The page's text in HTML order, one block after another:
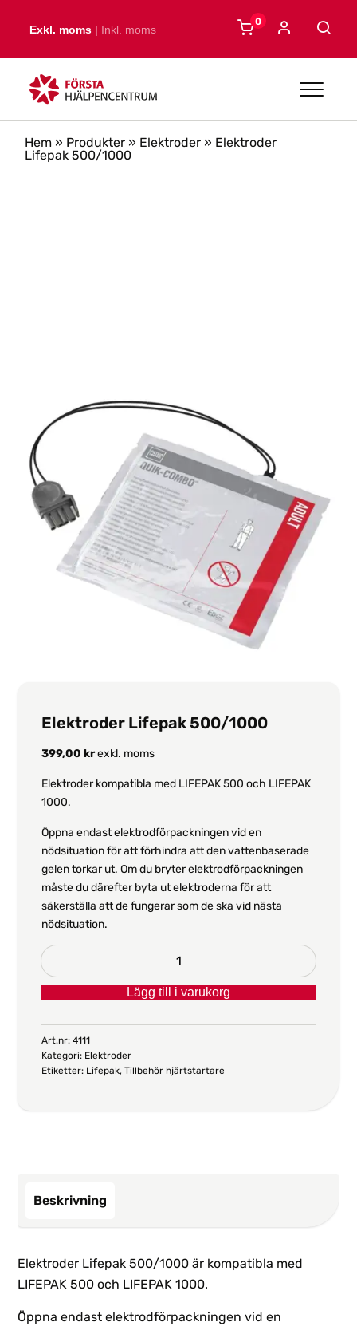
Exkl. moms | Inkl. moms
0
Hem » Produkter » Elektroder » Elektroder
Lifepak 500/1000
Elektroder Lifepak 500/1000
399,00krexkl. moms
Elektroder kompatibla med LIFEPAK 500 och LIFEPAK
1000.
Öppna endast elektrodförpackningen vid en
nödsituation för att förhindra att den vattenbaserade
gelen torkar ut. Om du bryter elektrodförpackningen
måste du därefter byta ut elektroderna för att
säkerställa att de fungerar som de ska vid nästa
nödsituation.
Elektroder
Lifepak
Lägg till i varukorg
Art.nr:4111
Kategori: Elektroder
Etiketter: Lifepak,Tillbehör hjärtstartare
Beskrivning
Elektroder Lifepak 500/1000 är kompatibla med
LIFEPAK 500 och LIFEPAK 1000.
Öppna endast elektrodförpackningen vid en